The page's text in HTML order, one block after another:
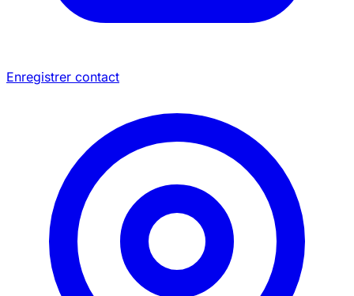
Enregistrer contact